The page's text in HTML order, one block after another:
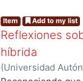
grupo durante
ilustración de los
Item Add to my list
Reflexiones
híbrida
(Universidad